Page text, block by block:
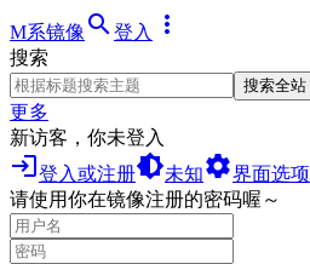
M系镜像 search登入 more_vert
搜索
搜索全站
更多
新访客，你未登入
login登入或注册brightness_medium未知settings界面选项
请使用你在镜像注册的密码喔～